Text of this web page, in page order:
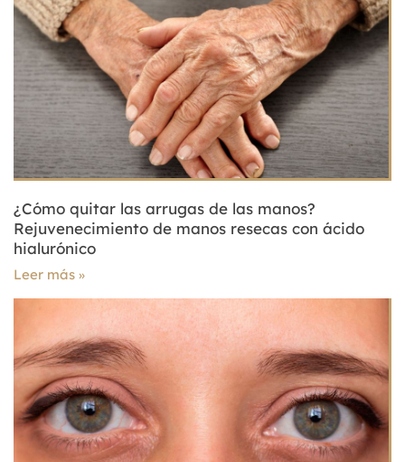
¿Cómo quitar las arrugas de las manos?
Rejuvenecimiento de manos resecas con ácido
hialurónico
Leer más